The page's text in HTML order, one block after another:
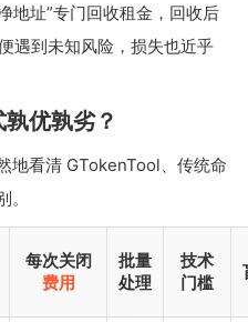
地址”专门回收租金，回收后
遇到未知风险，损失也近乎
优孰劣？
地看清 GTokenTool、传统命
每次关闭
费用
批量
处理
技术
门槛